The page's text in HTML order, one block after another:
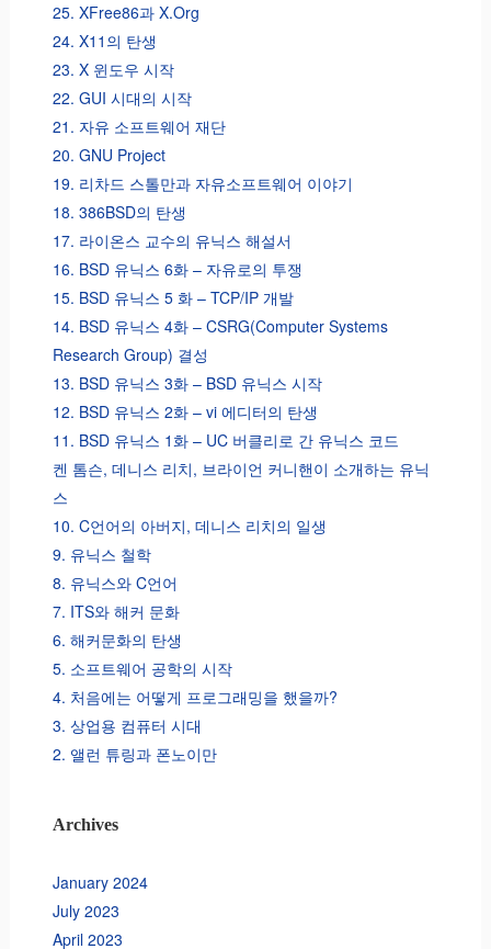
25. XFree86과 X.Org
24. X11의 탄생
23. X 윈도우 시작
22. GUI 시대의 시작
21. 자유 소프트웨어 재단
20. GNU Project
19. 리차드 스톨만과 자유소프트웨어 이야기
18. 386BSD의 탄생
17. 라이온스 교수의 유닉스 해설서
16. BSD 유닉스 6화 – 자유로의 투쟁
15. BSD 유닉스 5 화 – TCP/IP 개발
14. BSD 유닉스 4화 – CSRG(Computer Systems
Research Group) 결성
13. BSD 유닉스 3화 – BSD 유닉스 시작
12. BSD 유닉스 2화 – vi 에디터의 탄생
11. BSD 유닉스 1화 – UC 버클리로 간 유닉스 코드
켄 톰슨, 데니스 리치, 브라이언 커니핸이 소개하는 유닉
스
10. C언어의 아버지, 데니스 리치의 일생
9. 유닉스 철학
8. 유닉스와 C언어
7. ITS와 해커 문화
6. 해커문화의 탄생
5. 소프트웨어 공학의 시작
4. 처음에는 어떻게 프로그래밍을 했을까?
3. 상업용 컴퓨터 시대
2. 앨런 튜링과 폰노이만
Archives
January 2024
July 2023
April 2023